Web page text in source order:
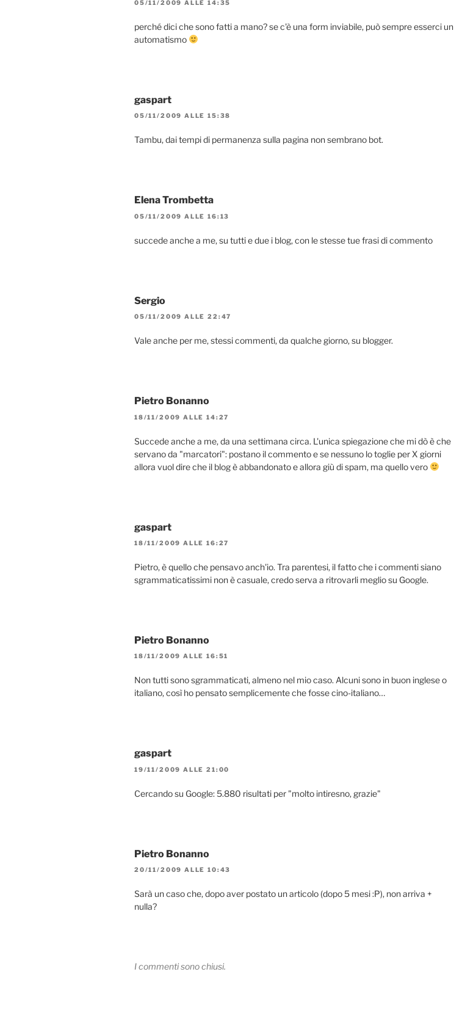
05/11/2009 ALLE 14:35
perché dici che sono fatti a mano? se c'è una form inviabile, può sempre esserci un
automatismo
gaspart
05/11/2009 ALLE 15:38
Tambu, dai tempi di permanenza sulla pagina non sembrano bot.
Elena Trombetta
05/11/2009 ALLE 16:13
succede anche a me, su tutti e due i blog, con le stesse tue frasi di commento
Sergio
05/11/2009 ALLE 22:47
Vale anche per me, stessi commenti, da qualche giorno, su blogger.
Pietro Bonanno
18/11/2009 ALLE 14:27
Succede anche a me, da una settimana circa. L'unica spiegazione che mi dò è che
servano da "marcatori": postano il commento e se nessuno lo toglie per X giorni
allora vuol dire che il blog è abbandonato e allora giù di spam, ma quello vero
gaspart
18/11/2009 ALLE 16:27
Pietro, è quello che pensavo anch'io. Tra parentesi, il fatto che i commenti siano
sgrammaticatissimi non è casuale, credo serva a ritrovarli meglio su Google.
Pietro Bonanno
18/11/2009 ALLE 16:51
Non tutti sono sgrammaticati, almeno nel mio caso. Alcuni sono in buon inglese o
italiano, così ho pensato semplicemente che fosse cino-italiano…
gaspart
19/11/2009 ALLE 21:00
Cercando su Google: 5.880 risultati per "molto intiresno, grazie"
Pietro Bonanno
20/11/2009 ALLE 10:43
Sarà un caso che, dopo aver postato un articolo (dopo 5 mesi :P), non arriva +
nulla?
I commenti sono chiusi.